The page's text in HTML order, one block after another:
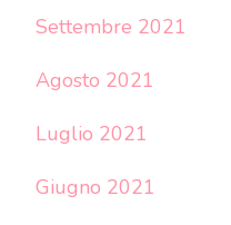
Settembre 2021
Agosto 2021
Luglio 2021
Giugno 2021